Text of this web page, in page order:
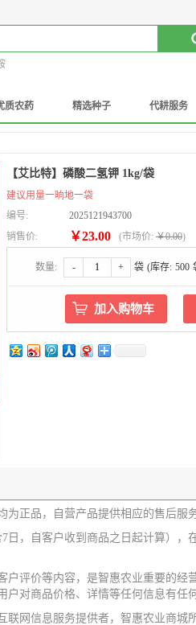
质农药 精选种子 代耕服务
【艾比特】磷酸二氢钾 1kg/袋
建议用量一晌地一袋
编号:
2025121943700
销售价:
￥23.00 (市场价: ￥0.00)
数量: - + 袋 (库存: 500
为正品，自营产品提供相应的售后服
日，自客户收到商品之日起计算）
户评价等内容，是智惠农业重要的
对商品价格、详情等任何信息有任
联网信息服务提供者，智惠农业商